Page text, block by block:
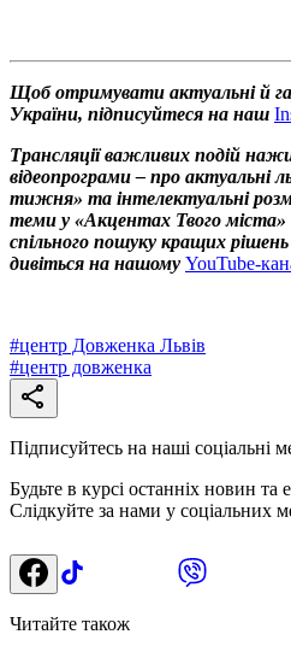
Щоб отримувати актуальні й
України, підписуйтеся на наш
Трансляції важливих подій
відеопрограми – про актуальні
тижня» та інтелектуальні
теми у «Акцентах Твого міста» і
спільного пошуку кращих
дивіться на нашому YouTube-
#центр Довженка Львів
#центр довженка
Підписуйтесь на наші соціальні
Будьте в курсі останніх новин та
Слідкуйте за нами у соціальних
Читайте також